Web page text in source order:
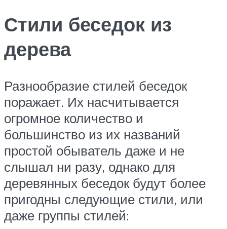
Стили беседок из
дерева
Разнообразие стилей беседок
поражает. Их насчитывается
огромное количество и
большинство из их названий
простой обыватель даже и не
слышал ни разу, однако для
деревянных беседок будут более
пригодны следующие стили, или
даже группы стилей: